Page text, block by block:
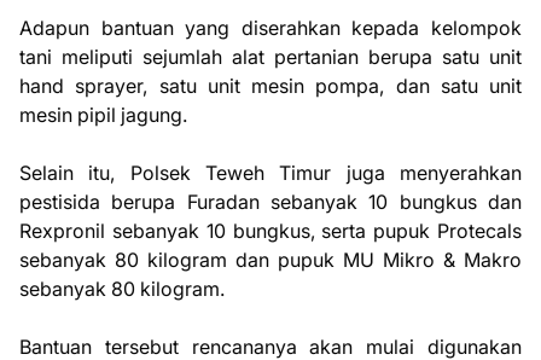
Adapun bantuan yang diserahkan kepada kelompok
tani meliputi sejumlah alat pertanian berupa satu unit
hand sprayer, satu unit mesin pompa, dan satu unit
mesin pipil jagung.
Selain itu, Polsek Teweh Timur juga menyerahkan
pestisida berupa Furadan sebanyak 10 bungkus dan
Rexpronil sebanyak 10 bungkus, serta pupuk Protecals
sebanyak 80 kilogram dan pupuk MU Mikro & Makro
sebanyak 80 kilogram.
Bantuan tersebut rencananya akan mulai digunakan